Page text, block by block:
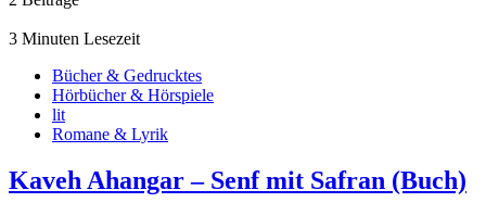
3 Minuten Lesezeit
Bücher & Gedrucktes
Hörbücher & Hörspiele
lit
Romane & Lyrik
Kaveh Ahangar – Senf mit Safran (Buch)